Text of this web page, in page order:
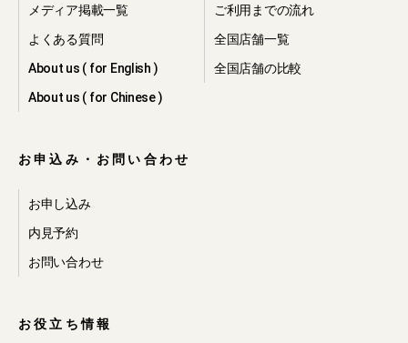
した個人情報について、取得の際に予
用目的においてのみ利用いたします。
3.個人情報の開
当社のサービスのご利用に際して、次
メディア掲載一覧
よくある質問
About us ( for English )
About us ( for Chinese )
ご利用までの流れ
全国店舗一覧
全国店舗の比較
お申込み・お問い合わせ
お申し込み
内見予約
お問い合わせ
お役立ち情報